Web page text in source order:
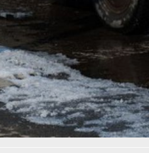
об осуществлении
предприятий.
крае проиндексирована
соцсетях:ВКонтакте,
Телеграмили
иМАКС
вам материал?
Супер
Удивило
Злость